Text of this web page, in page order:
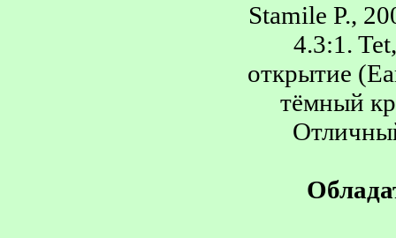
Stamile P.,
4.3:1.
открытие
тёмный